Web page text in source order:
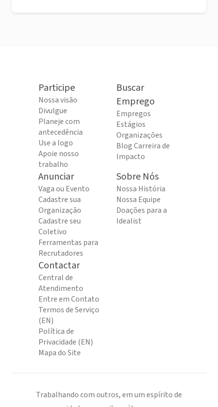
Participe
Nossa visão
Divulgue
Planeje com
antecedência
Use a logo
Apoie nosso
trabalho
Buscar
Emprego
Empregos
Estágios
Organizações
Blog Carreira de
Impacto
Anunciar
Vaga ou Evento
Cadastre sua
Organização
Cadastre seu
Coletivo
Ferramentas para
Recrutadores
Sobre Nós
Nossa História
Nossa Equipe
Doações para a
Idealist
Contactar
Central de
Atendimento
Entre em Contato
Termos de Serviço
(EN)
Política de
Privacidade (EN)
Mapa do Site
Trabalhando com outros, em um espírito de